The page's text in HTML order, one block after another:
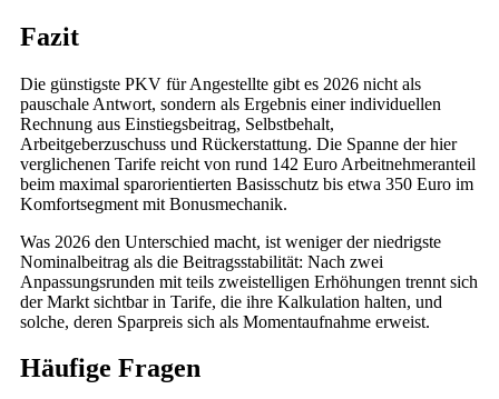
Fazit
Die günstigste PKV für Angestellte gibt es 2026 nicht als
pauschale Antwort, sondern als Ergebnis einer individuellen
Rechnung aus Einstiegsbeitrag, Selbstbehalt,
Arbeitgeberzuschuss und Rückerstattung. Die Spanne der hier
verglichenen Tarife reicht von rund 142 Euro Arbeitnehmeranteil
beim maximal sparorientierten Basisschutz bis etwa 350 Euro im
Komfortsegment mit Bonusmechanik.
Was 2026 den Unterschied macht, ist weniger der niedrigste
Nominalbeitrag als die Beitragsstabilität: Nach zwei
Anpassungsrunden mit teils zweistelligen Erhöhungen trennt sich
der Markt sichtbar in Tarife, die ihre Kalkulation halten, und
solche, deren Sparpreis sich als Momentaufnahme erweist.
Häufige Fragen